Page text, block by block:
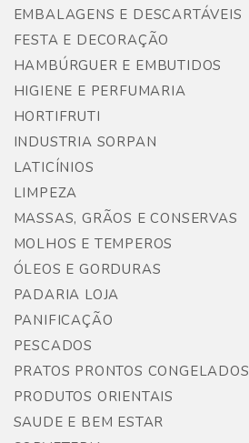
EMBALAGENS E DESCARTÁVEIS
FESTA E DECORAÇÃO
HAMBÚRGUER E EMBUTIDOS
HIGIENE E PERFUMARIA
HORTIFRUTI
INDUSTRIA SORPAN
LATICÍNIOS
LIMPEZA
MASSAS, GRÃOS E CONSERVAS
MOLHOS E TEMPEROS
ÓLEOS E GORDURAS
PADARIA LOJA
PANIFICAÇÃO
PESCADOS
PRATOS PRONTOS CONGELADOS
PRODUTOS ORIENTAIS
SAUDE E BEM ESTAR